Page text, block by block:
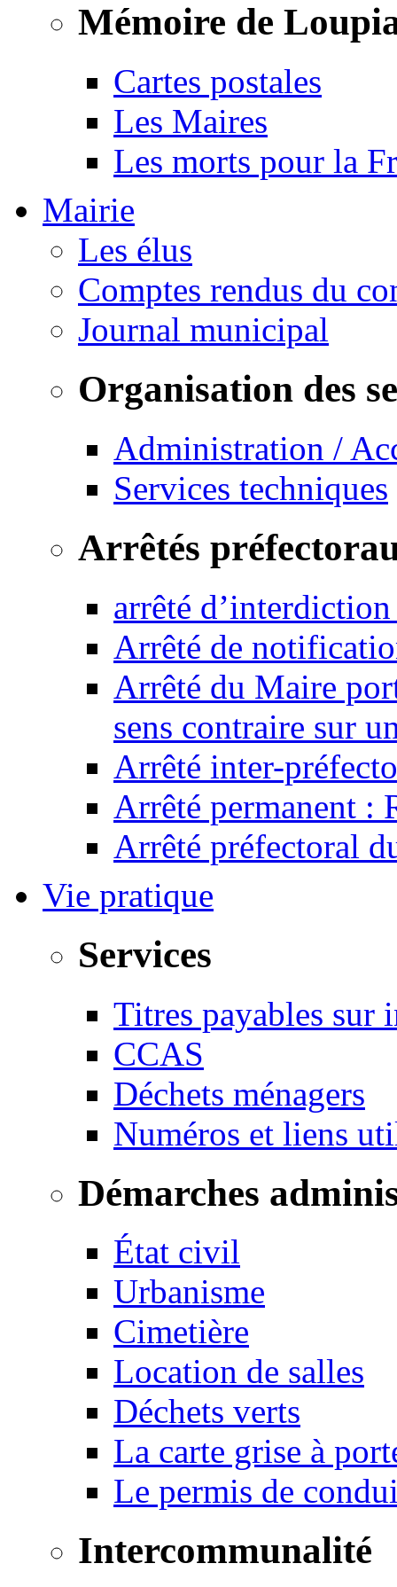
Mémoire de
Cartes postales
Les Maires
Les morts pour la
Mairie
Les élus
Comptes rendus du
Journal municipal
Organisation des
Administration /
Services techniques
Arrêtés
arrêté
Arrêté de
Arrêté du Maire
sens contraire sur
Arrêté inter-
Arrêté permanent :
Arrêté préfectoral
Vie pratique
Services
Titres payables sur
CCAS
Déchets ménagers
Numéros et liens
Démarches
État civil
Urbanisme
Cimetière
Location de salles
Déchets verts
La carte grise à
Le permis de
Intercommunalité